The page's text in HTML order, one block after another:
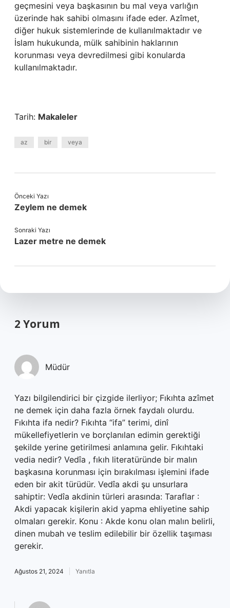
geçmesini veya başkasının bu mal veya varlığın
üzerinde hak sahibi olmasını ifade eder. Azîmet,
diğer hukuk sistemlerinde de kullanılmaktadır ve
İslam hukukunda, mülk sahibinin haklarının
korunması veya devredilmesi gibi konularda
kullanılmaktadır.
Tarih: Makaleler
az bir veya
Önceki Yazı
Zeylem ne demek
Sonraki Yazı
Lazer metre ne demek
2 Yorum
Müdür
Yazı bilgilendirici bir çizgide ilerliyor; Fıkıhta azîmet
ne demek için daha fazla örnek faydalı olurdu.
Fıkıhta ifa nedir? Fıkıhta “ifa” terimi, dinî
mükellefiyetlerin ve borçlanılan edimin gerektiği
şekilde yerine getirilmesi anlamına gelir. Fıkıhtaki
vedia nedir? Vedîa , fıkıh literatüründe bir malın
başkasına korunması için bırakılması işlemini ifade
eden bir akit türüdür. Vedîa akdi şu unsurlara
sahiptir: Vedîa akdinin türleri arasında: Taraflar :
Akdi yapacak kişilerin akid yapma ehliyetine sahip
olmaları gerekir. Konu : Akde konu olan malın belirli,
dinen mubah ve teslim edilebilir bir özellik taşıması
gerekir.
Ağustos 21, 2024 Yanıtla